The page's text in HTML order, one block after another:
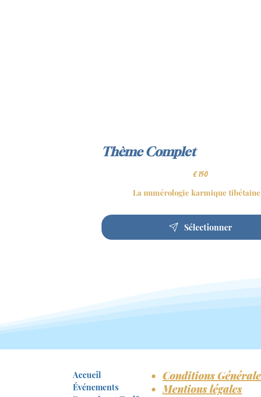
Thème Complet
€ 150
La numérologie karmique
Sélectionner
Accueil
Événements
Conditions
Mentions légales